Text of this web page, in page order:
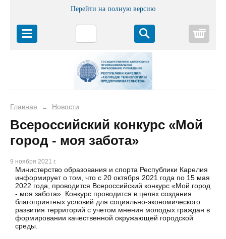
Перейти на полную версию
Главная → Новости
Всероссийский конкурс «Мой
город - моя забота»
9 ноября 2021 г.
Министерство образования и спорта Республики Карелия
информирует о том, что с 20 октября 2021 года по 15 мая
2022 года, проводится Всероссийский конкурс «Мой город
- моя забота». Конкурс проводится в целях создания
благоприятных условий для социально-экономического
развития территорий с учетом мнения молодых граждан в
формировании качественной окружающей городской
среды.